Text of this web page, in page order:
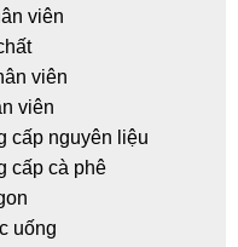
viên
viên
viên
cấp nguyên liệu
cấp cà phê
uống